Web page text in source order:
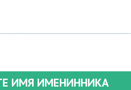
ИМЯ ИМЕНИННИКА